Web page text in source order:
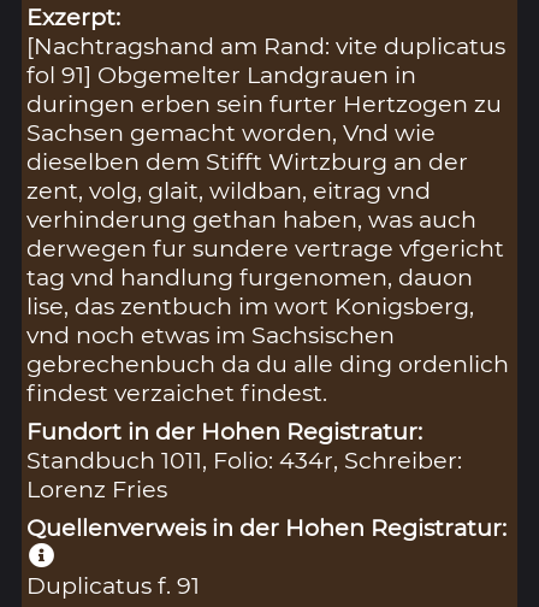
Exzerpt:
[Nachtragshand am Rand: vite duplicatus
fol 91] Obgemelter Landgrauen in
duringen erben sein furter Hertzogen zu
Sachsen gemacht worden, Vnd wie
dieselben dem Stifft Wirtzburg an der
zent, volg, glait, wildban, eitrag vnd
verhinderung gethan haben, was auch
derwegen fur sundere vertrage vfgericht
tag vnd handlung furgenomen, dauon
lise, das zentbuch im wort Konigsberg,
vnd noch etwas im Sachsischen
gebrechenbuch da du alle ding ordenlich
findest verzaichet findest.
Fundort in der Hohen Registratur:
Standbuch 1011, Folio: 434r, Schreiber:
Lorenz Fries
Quellenverweis in der Hohen Registratur:
Duplicatus f. 91